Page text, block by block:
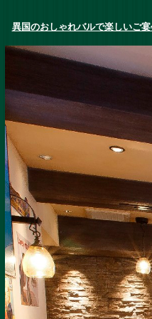
異国のおしゃれバルで楽しいご